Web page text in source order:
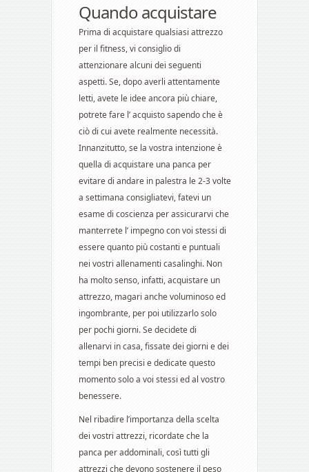
Quando acquistare
Prima di acquistare qualsiasi attrezzo
per il fitness, vi consiglio di
attenzionare alcuni dei seguenti
aspetti. Se, dopo averli attentamente
letti, avete le idee ancora più chiare,
potrete fare l’ acquisto sapendo che è
ciò di cui avete realmente necessità.
Innanzitutto, se la vostra intenzione è
quella di acquistare una panca per
evitare di andare in palestra le 2-3 volte
a settimana consigliatevi, fatevi un
esame di coscienza per assicurarvi che
manterrete l’ impegno con voi stessi di
essere quanto più costanti e puntuali
nei vostri allenamenti casalinghi. Non
ha molto senso, infatti, acquistare un
attrezzo, magari anche voluminoso ed
ingombrante, per poi utilizzarlo solo
per pochi giorni. Se decidete di
allenarvi in casa, fissate dei giorni e dei
tempi ben precisi e dedicate questo
momento solo a voi stessi ed al vostro
benessere.
Nel ribadire l’importanza della scelta
dei vostri attrezzi, ricordate che la
panca per addominali, così tutti gli
attrezzi che devono sostenere il peso